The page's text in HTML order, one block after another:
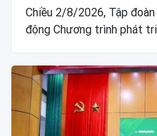
Chiều 2/8/2026, Tập
động Chương trình phát